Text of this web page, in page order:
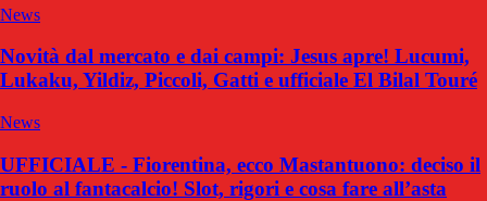
News
Novità dal mercato e dai campi: Jesus apre! Lucumi,
Lukaku, Yildiz, Piccoli, Gatti e ufficiale El Bilal Touré
News
UFFICIALE - Fiorentina, ecco Mastantuono: deciso il
ruolo al fantacalcio! Slot, rigori e cosa fare all’asta